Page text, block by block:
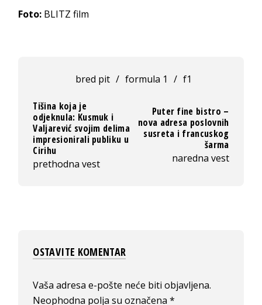
Foto: BLITZ film
bred pit / formula 1 / f1
Tišina koja je
odjeknula: Kusmuk i
Valjarević svojim delima
impresionirali publiku u
Cirihu
prethodna vest
Puter fine bistro –
nova adresa poslovnih
susreta i francuskog
šarma
naredna vest
OSTAVITE KOMENTAR
Vaša adresa e-pošte neće biti objavljena.
Neophodna polja su označena*